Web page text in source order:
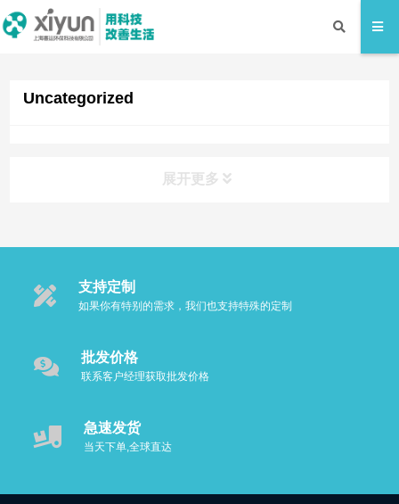
Uncategorized
展开更多
产品类别 Product
口腔护理用品
电解臭氧漱口水杯
臭氧水洗假牙器
支持定制
如果你有特别的需求，我们也支持特殊的定制
批发价格
联系客户经理获取批发价格
急速发货
当天下单,全球直达